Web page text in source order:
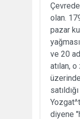
olan.
pazar
ve 20
atılan,
diyene